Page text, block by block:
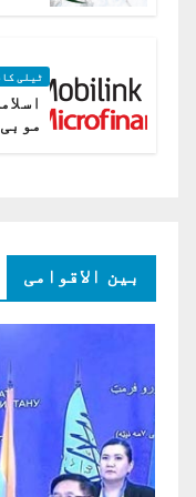
ٹیلی
بین الاقوامی